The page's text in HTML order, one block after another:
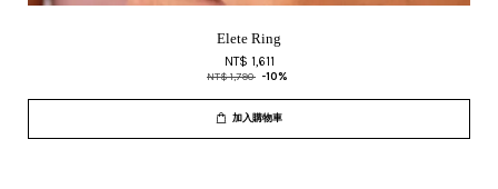
Elete Ring
NT$ 1,611
NT$ 1,790 -10%
加入購物車